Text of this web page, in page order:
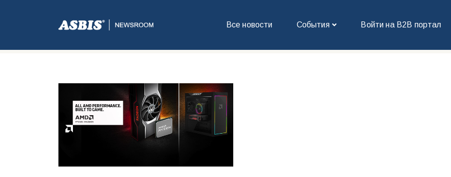
Все новости События Войти на В2В портал
Метка:Ryzem